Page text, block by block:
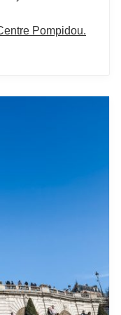
Pompidou.